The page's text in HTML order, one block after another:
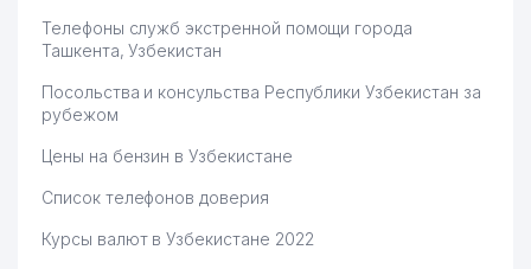
Телефоны служб экстренной помощи города
Ташкента, Узбекистан
Посольства и консульства Республики Узбекистан за
рубежом
Цены на бензин в Узбекистане
Список телефонов доверия
Курсы валют в Узбекистане 2022